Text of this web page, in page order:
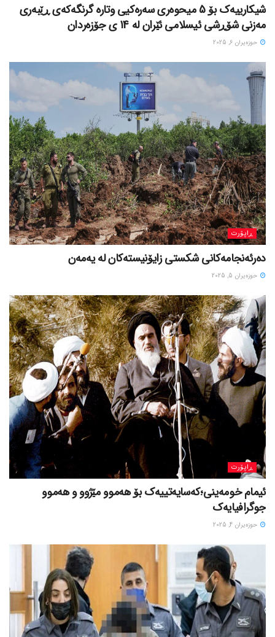
شیکارییەک بۆ 5 میحوەری سەرەکیی وتارە گرنگەکەی ڕێبەری
مەزنی شۆڕشی ئیسلامی ئێران لە 14 ی جۆزەردان
حوزه‌یران 6, 2025
ڕاپۆرت
دەرئەنجامەکانی شکستی زایۆنیستەکان لە یەمەن
حوزه‌یران 5, 2025
ڕاپۆرت
ئیمام خومەینی؛کەسایەتییەک بۆ هەموو مێژوو و هەموو
جوگرافیایەک
حوزه‌یران 4, 2025